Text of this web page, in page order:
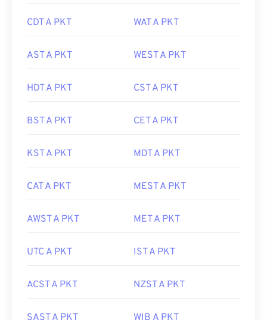
CDT A PKT WAT A PKT
AST A PKT WEST A PKT
HDT A PKT CST A PKT
BST A PKT CET A PKT
KST A PKT MDT A PKT
CAT A PKT MEST A PKT
AWST A PKT MET A PKT
UTC A PKT IST A PKT
ACST A PKT NZST A PKT
SAST A PKT WIB A PKT